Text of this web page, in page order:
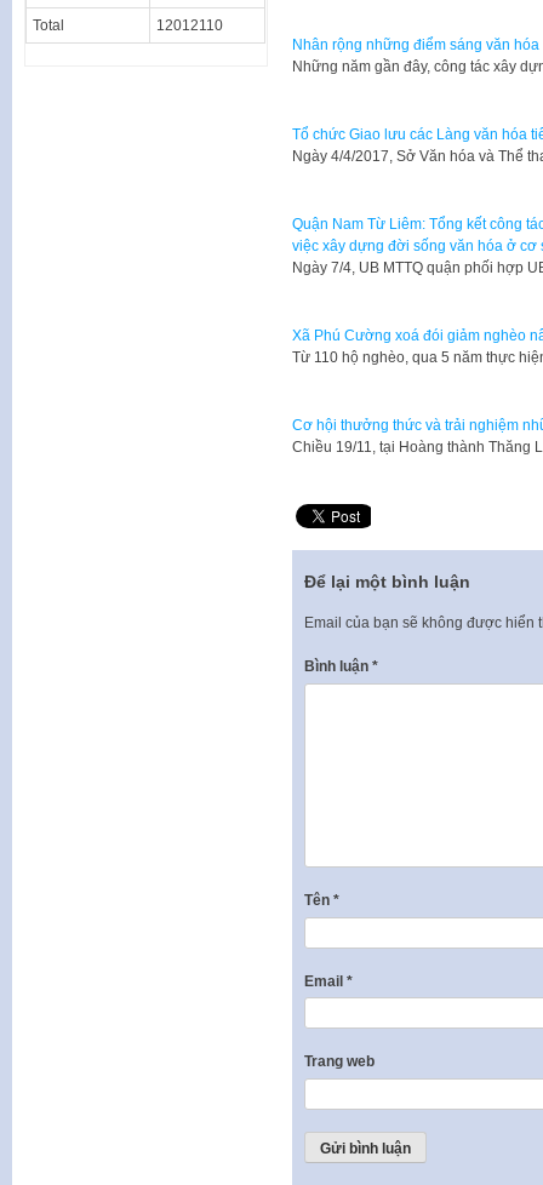
Nhân rộng những điểm sáng văn
Những năm gần đây, công tác xây
Tổ chức Giao lưu các Làng văn hóa
Ngày 4/4/2017, Sở Văn hóa và Thể
Quận Nam Từ Liêm: Tổng kết công
việc xây dựng đời sống văn hóa ở cơ
Ngày 7/4, UB MTTQ quận phối hợp
Xã Phú Cường xoá đói giảm nghèo
Từ 110 hộ nghèo, qua 5 năm thực
Cơ hội thưởng thức và trải nghiệm
Chiều 19/11, tại Hoàng thành Thăng
Để lại một bình luận
Email của bạn sẽ không được hiển
Bình luận *
Tên *
Email *
Trang web
Total 12012110